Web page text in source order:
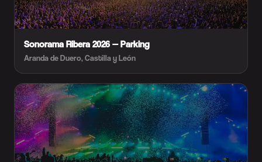
Sonorama Ribera 2026 — Parking
Aranda de Duero, Castilla y León